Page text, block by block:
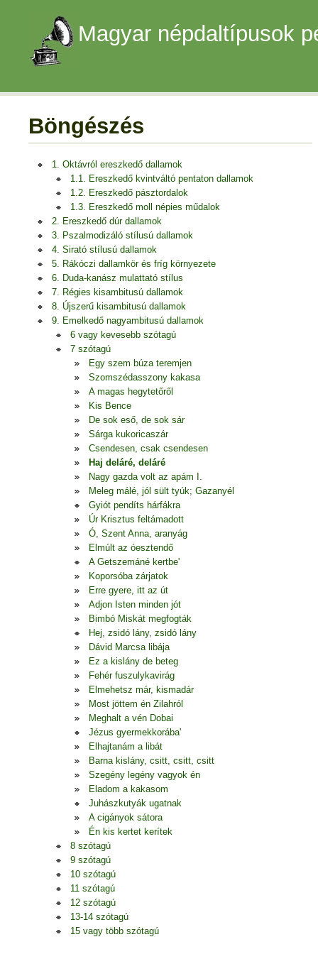
Magyar népdaltípusok
Böngészés
1. Oktávról ereszkedő dallamok
1.1. Ereszkedő kvintváltó pentaton dallamok
1.2. Ereszkedő pásztordalok
1.3. Ereszkedő moll népies műdalok
2. Ereszkedő dúr dallamok
3. Pszalmodizáló stílusú dallamok
4. Sirató stílusú dallamok
5. Rákóczi dallamkör és fríg környezete
6. Duda-kanász mulattató stílus
7. Régies kisambitusú dallamok
8. Újszerű kisambitusú dallamok
9. Emelkedő nagyambitusú dallamok
6 vagy kevesebb szótagú
7 szótagú
Egy szem búza teremjen
Szomszédasszony kakasa
A magas hegytetőről
Kis Bence
De sok eső, de sok sár
Sárga kukoricaszár
Csendesen, csak csendesen
Haj deláré, deláré
Nagy gazda volt az apám I.
Meleg málé, jól sült tyúk; Gazanyél
Gyiót pendíts hárfákra
Úr Krisztus feltámadott
Ó, Szent Anna, aranyág
Elmúlt az óesztendő
A Getszemáné kertbe'
Koporsóba zárjatok
Erre gyere, itt az út
Adjon Isten minden jót
Bimbó Miskát megfogták
Hej, zsidó lány, zsidó lány
Dávid Marcsa libája
Ez a kislány de beteg
Fehér fuszulykavirág
Elmehetsz már, kismadár
Most jöttem én Zilahról
Meghalt a vén Dobai
Jézus gyermekkorába'
Elhajtanám a libát
Barna kislány, csitt, csitt, csitt
Szegény legény vagyok én
Eladom a kakasom
Juhászkutyák ugatnak
A cigányok sátora
Én kis kertet kerítek
8 szótagú
9 szótagú
10 szótagú
11 szótagú
12 szótagú
13-14 szótagú
15 vagy több szótagú